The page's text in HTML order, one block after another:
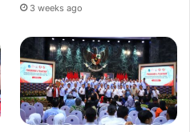
3 weeks ago